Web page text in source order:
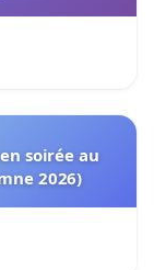
soirée au
2026)